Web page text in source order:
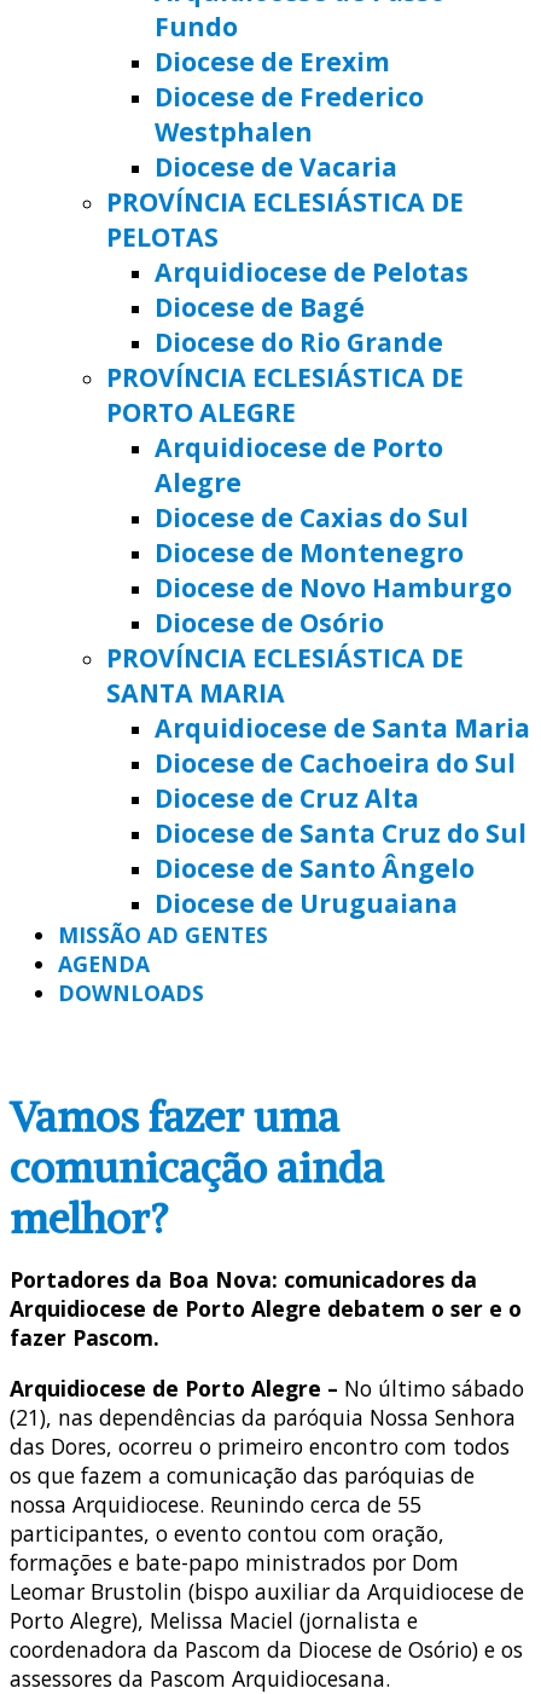
Fundo
Diocese de Erexim
Diocese de Frederico
Westphalen
Diocese de Vacaria
PROVÍNCIA ECLESIÁSTICA DE
PELOTAS
Arquidiocese de Pelotas
Diocese de Bagé
Diocese do Rio Grande
PROVÍNCIA ECLESIÁSTICA DE
PORTO ALEGRE
Arquidiocese de Porto
Alegre
Diocese de Caxias do Sul
Diocese de Montenegro
Diocese de Novo Hamburgo
Diocese de Osório
PROVÍNCIA ECLESIÁSTICA DE
SANTA MARIA
Arquidiocese de Santa Maria
Diocese de Cachoeira do Sul
Diocese de Cruz Alta
Diocese de Santa Cruz do Sul
Diocese de Santo Ângelo
Diocese de Uruguaiana
MISSÃO AD GENTES
AGENDA
DOWNLOADS
Vamos fazer uma
comunicação ainda
melhor?
Portadores da Boa Nova: comunicadores da
Arquidiocese de Porto Alegre debatem o ser e o
fazer Pascom.
Arquidiocese de Porto Alegre – No último sábado
(21), nas dependências da paróquia Nossa Senhora
das Dores, ocorreu o primeiro encontro com todos
os que fazem a comunicação das paróquias de
nossa Arquidiocese. Reunindo cerca de 55
participantes, o evento contou com oração,
formações e bate-papo ministrados por Dom
Leomar Brustolin (bispo auxiliar da Arquidiocese de
Porto Alegre), Melissa Maciel (jornalista e
coordenadora da Pascom da Diocese de Osório) e os
assessores da Pascom Arquidiocesana.